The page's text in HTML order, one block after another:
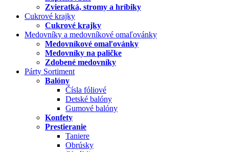
Zvieratká, stromy a hríbiky
Cukrové krajky
Cukrové krajky
Medovníky a medovníkové omaľovánky
Medovníkové omaľovánky
Medovníky na paličke
Zdobené medovníky
Párty Sortiment
Balóny
Čísla fóliové
Detské balóny
Gumové balóny
Konfety
Prestieranie
Taniere
Obrúsky